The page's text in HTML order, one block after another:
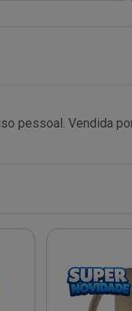
pessoal. Vendida